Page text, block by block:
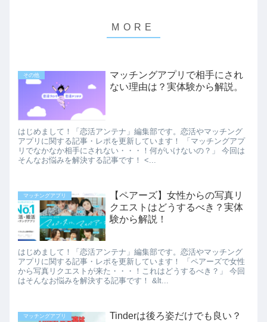
その他
マッチングアプリで相手にされ
ない理由は？実体験から解説。
はじめまして！「恋活アンテナ」編集部です。恋活やマッチング
アプリに関する記事・レポを更新しています！ 「マッチングアプ
リでなかなか相手にされない・・・！何がいけないの？」 今回は
そんなお悩みを解決する記事です！ <...
マッチングアプリ
【ペアーズ】女性からの写真リ
クエストはどうするべき？実体
験から解説！
はじめまして！「恋活アンテナ」編集部です。恋活やマッチング
アプリに関する記事・レポを更新しています！ 「ペアーズで女性
から写真リクエストが来た・・・！これはどうするべき？」 今回
はそんなお悩みを解決する記事です！ &lt...
マッチングアプリ
Tinderは後ろ姿だけでも良い？